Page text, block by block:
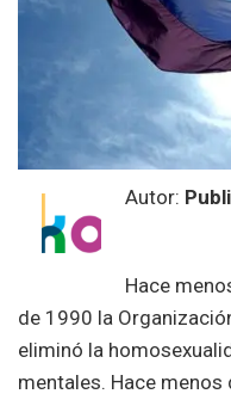
Autor:
Hace
de 1990 la
eliminó la
mentales. Hace